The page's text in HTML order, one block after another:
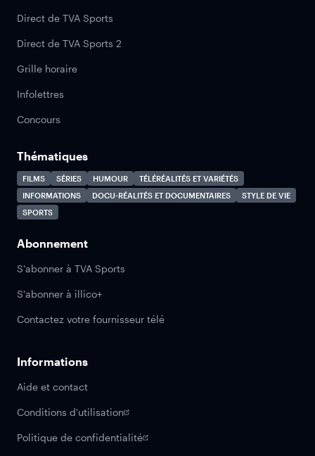
Direct de TVA Sports
Direct de TVA Sports 2
Grille horaire
Infolettres
Concours
Thématiques
FILMS SÉRIES HUMOUR
TÉLÉRÉALITÉS ET VARIÉTÉS
INFORMATIONS
DOCU-RÉALITÉS ET DOCUMENTAIRES
STYLE DE VIE
SPORTS
Abonnement
S'abonner à TVA Sports
S'abonner à illico+
Contactez votre fournisseur télé
Informations
Aide et contact
Conditions d'utilisation
Politique de confidentialité